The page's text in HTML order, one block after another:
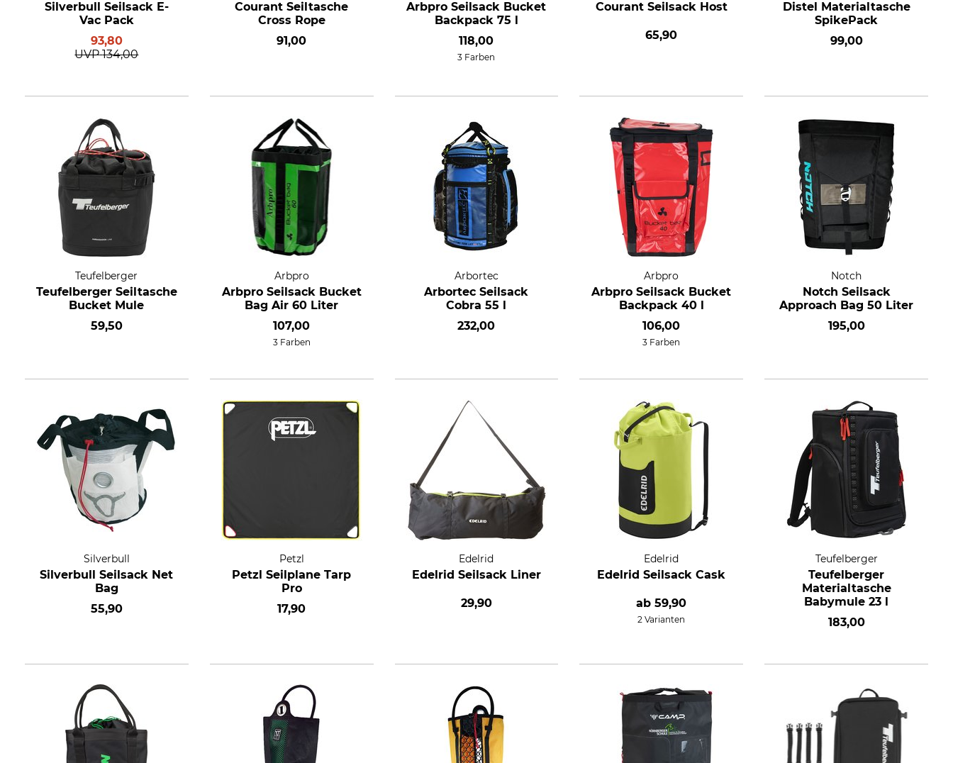
Silverbull Seilsack E-
Vac Pack
93,80
UVP 134,00
Courant Seiltasche
Cross Rope
91,00
Arbpro Seilsack Bucket
Backpack 75 l
118,00
3 Farben
Courant Seilsack Host
65,90
Distel Materialtasche
SpikePack
99,00
Teufelberger
Teufelberger Seiltasche
Bucket Mule
59,50
Arbpro
Arbpro Seilsack Bucket
Bag Air 60 Liter
107,00
3 Farben
Arbortec
Arbortec Seilsack
Cobra 55 l
232,00
Arbpro
Arbpro Seilsack Bucket
Backpack 40 l
106,00
3 Farben
Notch
Notch Seilsack
Approach Bag 50 Liter
195,00
Silverbull
Silverbull Seilsack Net
Bag
55,90
Petzl
Petzl Seilplane Tarp
Pro
17,90
Edelrid
Edelrid Seilsack Liner
29,90
Edelrid
Edelrid Seilsack Cask
ab59,90
2 Varianten
Teufelberger
Teufelberger
Materialtasche
Babymule 23 l
183,00